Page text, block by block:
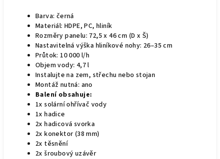
Barva: černá
Materiál: HDPE, PC, hliník
Rozměry panelu: 72,5 x 46 cm (D x Š)
Nastavitelná výška hliníkové nohy: 26–35 cm
Průtok: 10 000 l/h
Objem vody: 4,7 l
Instalujte na zem, střechu nebo stojan
Montáž nutná: ano
Balení obsahuje:
1x solární ohřívač vody
1x hadice
2x hadicová svorka
2x konektor (38 mm)
2x těsnění
2x šroubový uzávěr